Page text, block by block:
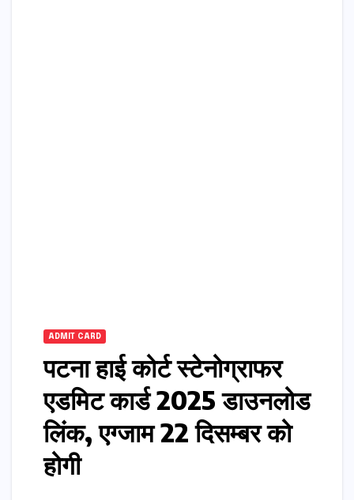
ADMIT CARD
पटना हाई कोर्ट स्टेनोग्राफर
एडमिट कार्ड 2025 डाउनलोड
लिंक, एग्जाम 22 दिसम्बर को
होगी